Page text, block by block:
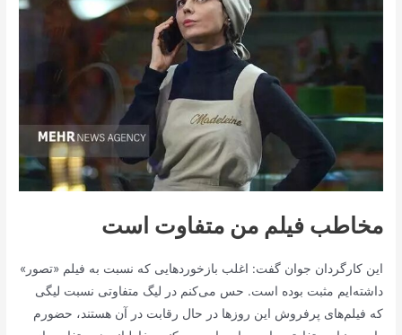
مخاطب فیلم من متفاوت است
این کارگردان جوان گفت: اغلب بازخوردهایی که نسبت به فیلم «تصور»
داشته‌ایم مثبت بوده است. حس می‌کنم در لیگ متفاوتی نسبت لیگی
که فیلم‌های پرفروش این روزها در حال رقابت در آن هستند، حضورم